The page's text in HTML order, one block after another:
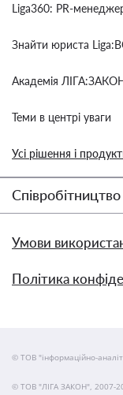
Liga360: PR-
Знайти юриста
Академія
Теми в центрі уваги
Усі рішення і
Співробітництво
Умови
Політика
© ТОВ "інформаційно-
© ТОВ "ЛІГА ЗАКОН", 2007-